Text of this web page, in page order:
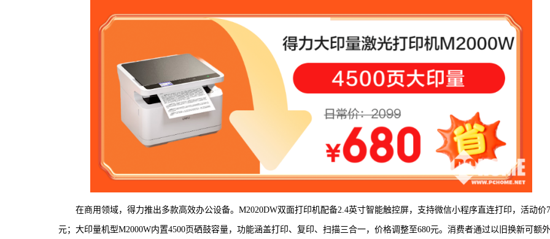
在商用领域，得力推出多款高效办公设备。M2020DW双面打印机配备2.4英寸智能触控屏，支持微信小程序直连打印，活动价
元；大印量机型M2000W内置4500页硒鼓容量，功能涵盖打印、复印、扫描三合一，价格调整至680元。消费者通过以旧换新可额